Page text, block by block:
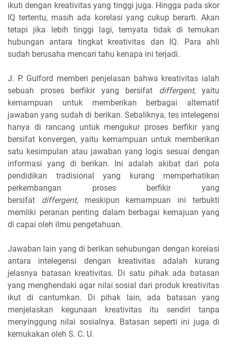
ikuti dengan kreativitas yang tinggi juga. Hingga pada skor
IQ tertentu, masih ada korelasi yang cukup berarti. Akan
tetapi jika lebih tinggi lagi, ternyata tidak di temukan
hubungan antara tingkat kreativitas dan IQ. Para ahli
sudah berusaha mencari tahu kenapa ini terjadi.
J. P. Gulford memberi penjelasan bahwa kreativitas ialah
sebuah proses berfikir yang bersifat differgent, yaitu
kemampuan untuk memberikan berbagai alternatif
jawaban yang sudah di berikan. Sebaliknya, tes intelegensi
hanya di rancang untuk mengukur proses berfikir yang
bersifat konvergen, yaitu kemampuan untuk memberikan
satu kesimpulan atau jawaban yang logis sesuai dengan
informasi yang di berikan. Ini adalah akibat dari pola
pendidikan tradisional yang kurang memperhatikan
perkembangan proses berfikir yang
bersifat differgent, meskipun kemampuan ini terbukti
memliki peranan penting dalam berbagai kemajuan yang
di capai oleh ilmu pengetahuan.
Jawaban lain yang di berikan sehubungan dengan korelasi
antara intelegensi dengan kreativitas adalah kurang
jelasnya batasan kreativitas. Di satu pihak ada batasan
yang menghendaki agar nilai sosial dari produk kreativitas
ikut di cantumkan. Di pihak lain, ada batasan yang
menjelaskan kegunaan kreativitas itu sendiri tanpa
menyinggung nilai sosialnya. Batasan seperti ini juga di
kemukakan oleh S. C. U.